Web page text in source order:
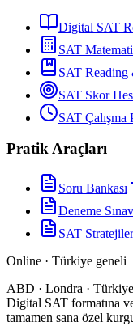
Digital SAT
SAT
SAT
SAT Skor
SAT Çalışma
Pratik Araçları
Soru Bankası
Deneme
SAT
Online · Türkiye geneli
ABD · Londra ·
Digital SAT formatına
tamamen sana özel